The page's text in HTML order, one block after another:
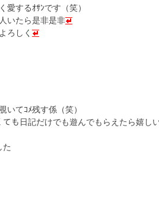
するｵｻﾝです（笑）
いたら是非是非
ろしく
てｺﾒ残す係（笑）
も日記だけでも遊んでもらえたら嬉しい
た